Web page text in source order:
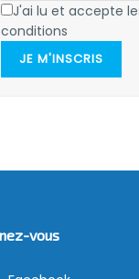
J'ai lu et accepte
conditions
JE M'INSCRIS